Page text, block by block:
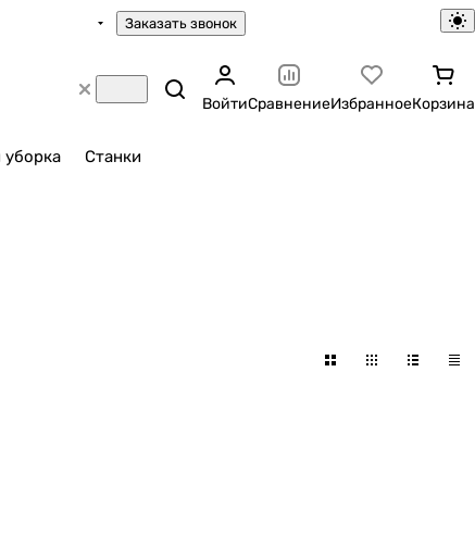
Заказать звонок
ВойтиСравнениеИзбранноеКорзина
уборка Станки